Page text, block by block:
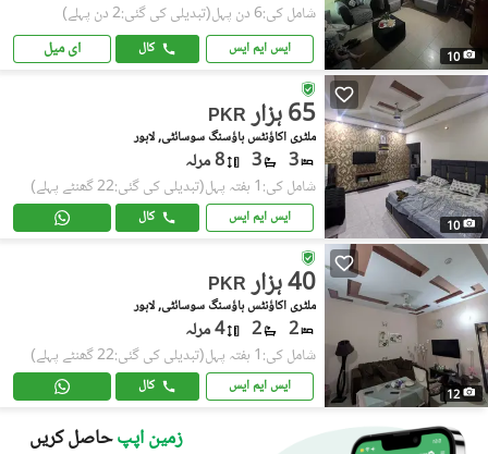
10
شامل کی:6 دن پہل (تبدیلی کی گئی:2 دن پہلے)
ایس ایم ایس کال ای میل
10
PKR 65 ہزار
ملٹری اکاؤنٹس ہاؤسنگ سوسائٹی, لاہور
3
3 8 مرلہ
شامل کی:1 ہفتہ پہل (تبدیلی کی گئی:22 گھنٹے پہلے)
ایس ایم ایس کال
12
PKR 40 ہزار
ملٹری اکاؤنٹس ہاؤسنگ سوسائٹی, لاہور
2
2 4 مرلہ
شامل کی:1 ہفتہ پہل (تبدیلی کی گئی:22 گھنٹے پہلے)
ایس ایم ایس کال
زمین اپپحاصل کریں